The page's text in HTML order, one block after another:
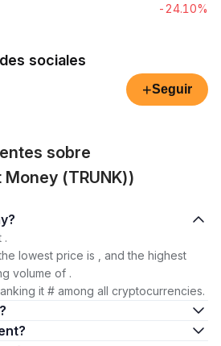
-24.10%
sociales
+Seguir
sobre
Money (TRUNK))
.
lowest price is , and the highest
volume of .
it # among all cryptocurrencies.